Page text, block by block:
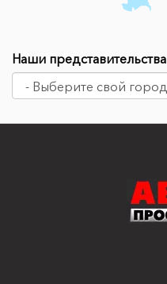
Наши представительства